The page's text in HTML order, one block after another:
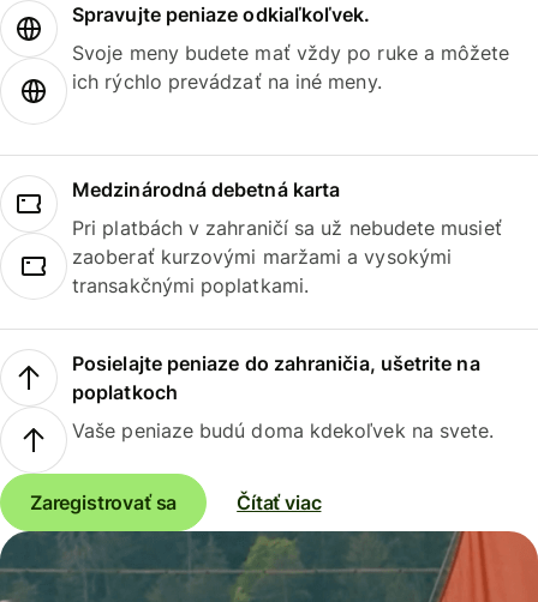
Spravujte peniaze odkiaľkoľvek.
Svoje meny budete mať vždy po ruke a môžete
ich rýchlo prevádzať na iné meny.
Medzinárodná debetná karta
Pri platbách v zahraničí sa už nebudete musieť
zaoberať kurzovými maržami a vysokými
transakčnými poplatkami.
Posielajte peniaze do zahraničia, ušetrite na
poplatkoch
Vaše peniaze budú doma kdekoľvek na svete.
Zaregistrovať sa Čítať viac